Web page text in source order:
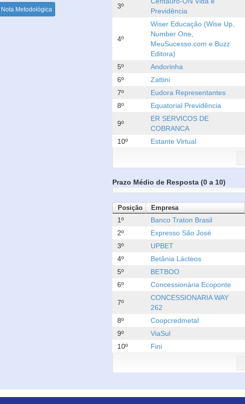
Nota Metodológica 3º
Previdência
4º
Wiser Educação (Wise Up,
Number One,
MeuSucesso.com e Buzz
Editora)
5º Andorinha
6º
Zattini
7º
Eudora Representantes
8º
Equatorial Previdência
9º
ER SERVICOS DE
COBRANCA
10º Estante Virtual
Prazo Médio de Resposta (0 a 10)
Posição Empresa
1º Banco Traton Brasil
2º
Expresso São José
3º
UPBET
4º
Betânia Lácteos
5º
BETBOO
6º
Concessionária Ecoponte
7º
CONCESSIONARIA WAY
262
8º Coopcredmetal
9º
ViaSul
10º
Fini